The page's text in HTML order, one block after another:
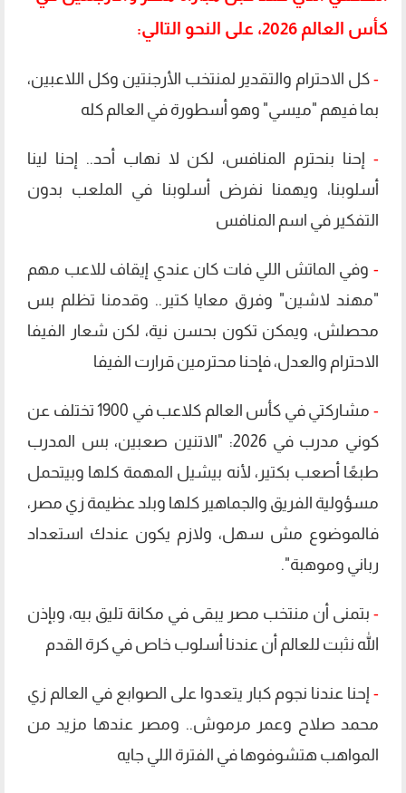
كأس العالم 2026، على النحو التالي:
- كل الاحترام والتقدير لمنتخب الأرجنتين وكل اللاعبين،
بما فيهم "ميسي" وهو أسطورة في العالم كله
- إحنا بنحترم المنافس، لكن لا نهاب أحد.. إحنا لينا
أسلوبنا، ويهمنا نفرض أسلوبنا في الملعب بدون
التفكير في اسم المنافس
- وفي الماتش اللي فات كان عندي إيقاف للاعب مهم
"مهند لاشين" وفرق معايا كتير.. وقدمنا تظلم بس
محصلش، ويمكن تكون بحسن نية، لكن شعار الفيفا
الاحترام والعدل، فإحنا محترمين قرارت الفيفا
-
مشاركتي في كأس العالم كلاعب في 1900 تختلف عن
كوني مدرب في 2026: "الاتنين صعبين، بس المدرب
طبعًا أصعب بكتير، لأنه بيشيل المهمة كلها وبيتحمل
مسؤولية الفريق والجماهير كلها وبلد عظيمة زي مصر،
فالموضوع مش سهل، ولازم يكون عندك استعداد
رباني وموهبة".
- بتمنى أن منتخب مصر يبقى في مكانة تليق بيه، وبإذن
الله نثبت للعالم أن عندنا أسلوب خاص في كرة القدم
- إحنا عندنا نجوم كبار يتعدوا على الصوابع في العالم زي
محمد صلاح وعمر مرموش.. ومصر عندها مزيد من
المواهب هتشوفوها في الفترة اللي جايه